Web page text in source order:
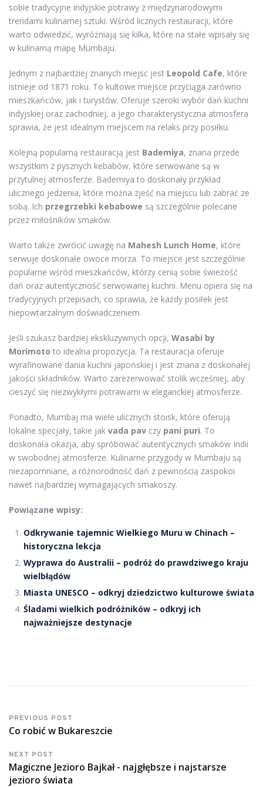
sobie tradycyjne indyjskie potrawy z międzynarodowymi
trendami kulinarnej sztuki. Wśród licznych restauracji, które
warto odwiedzić, wyróżniają się kilka, które na stałe wpisały się
w kulinarną mapę Mumbaju.
Jednym z najbardziej znanych miejsc jest Leopold Cafe, które
istnieje od 1871 roku. To kultowe miejsce przyciąga zarówno
mieszkańców, jak i turystów. Oferuje szeroki wybór dań kuchni
indyjskiej oraz zachodniej, a jego charakterystyczna atmosfera
sprawia, że jest idealnym miejscem na relaks przy posiłku.
Kolejną popularną restauracją jest Bademiya, znana przede
wszystkim z pysznych kebabów, które serwowane są w
przytulnej atmosferze. Bademiya to doskonały przykład
ulicznego jedzenia, które można zjeść na miejscu lub zabrać ze
sobą. Ich przegrzebki kebabowe są szczególnie polecane
przez miłośników smaków.
Warto także zwrócić uwagę na Mahesh Lunch Home, które
serwuje doskonałe owoce morza. To miejsce jest szczególnie
popularne wśród mieszkańców, którzy cenią sobie świeżość
dań oraz autentyczność serwowanej kuchni. Menu opiera się na
tradycyjnych przepisach, co sprawia, że każdy posiłek jest
niepowtarzalnym doświadczeniem.
Jeśli szukasz bardziej ekskluzywnych opcji, Wasabi by
Morimoto to idealna propozycja. Ta restauracja oferuje
wyrafinowane dania kuchni japońskiej i jest znana z doskonałej
jakości składników. Warto zarezerwować stolik wcześniej, aby
cieszyć się niezwykłymi potrawami w eleganckiej atmosferze.
Ponadto, Mumbaj ma wiele ulicznych stoisk, które oferują
lokalne specjały, takie jak vada pav czy pani puri. To
doskonała okazja, aby spróbować autentycznych smaków Indii
w swobodnej atmosferze. Kulinarne przygody w Mumbaju są
niezapomniane, a różnorodność dań z pewnością zaspokoi
nawet najbardziej wymagających smakoszy.
Powiązane wpisy:
Odkrywanie tajemnic Wielkiego Muru w Chinach –
historyczna lekcja
Wyprawa do Australii – podróż do prawdziwego kraju
wielbłądów
Miasta UNESCO – odkryj dziedzictwo kulturowe świata
Śladami wielkich podróżników – odkryj ich
najważniejsze destynacje
PREVIOUS POST
Co robić w Bukareszcie
NEXT POST
Magiczne Jezioro Bajkał - najgłębsze i najstarsze
jezioro świata